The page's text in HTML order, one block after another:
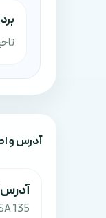
آدرس‌ و
آدرس
135 US Highway 202/206 Suite 11 Bedminster NJ 07921, USA